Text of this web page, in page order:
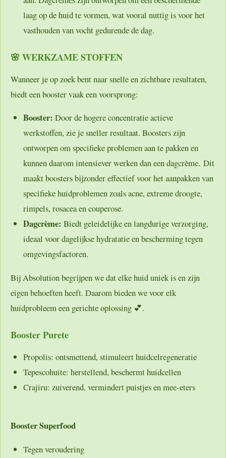
laag op de huid te vormen, wat vooral nuttig is voor het
vasthouden van vocht gedurende de dag.
🌸 WERKZAME STOFFEN
Wanneer je op zoek bent naar snelle en zichtbare resultaten,
biedt een booster vaak een voorsprong:
Booster: Door de hogere concentratie actieve
werkstoffen, zie je sneller resultaat. Boosters zijn
ontworpen om specifieke problemen aan te pakken en
kunnen daarom intensiever werken dan een dagcrème. Dit
maakt boosters bijzonder effectief voor het aanpakken van
specifieke huidproblemen zoals acne, extreme droogte,
rimpels, rosacea en couperose.
Dagcrème: Biedt geleidelijke en langdurige verzorging,
ideaal voor dagelijkse hydratatie en bescherming tegen
omgevingsfactoren.
Bij Absolution begrijpen we dat elke huid uniek is en zijn
eigen behoeften heeft. Daarom bieden we voor elk
huidprobleem een gerichte oplossing 💕.
Booster Purete
Propolis: ontsmettend, stimuleert huidcelregeneratie
Tepescohuite: herstellend, beschermt huidcellen
Crajiru: zuiverend, vermindert puistjes en mee-eters
Booster Superfood
Tegen veroudering